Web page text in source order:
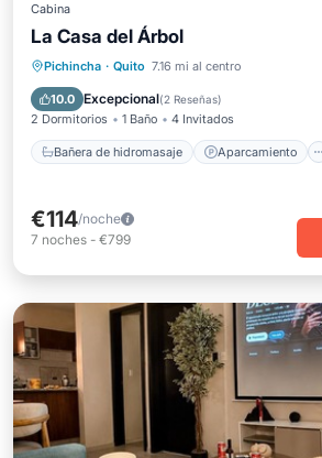
Cabina
La Casa del Árbol
Pichincha · Quito 7.16 mi al centro
10.0 Excepcional(2 Reseñas)
2 Dormitorios 1 Baño 4 Invitados
Bañera de hidromasaje Aparcamiento
Bañera de hidromasaje
Internet
Se admiten mascotas
€114/noche
7 noches - €799